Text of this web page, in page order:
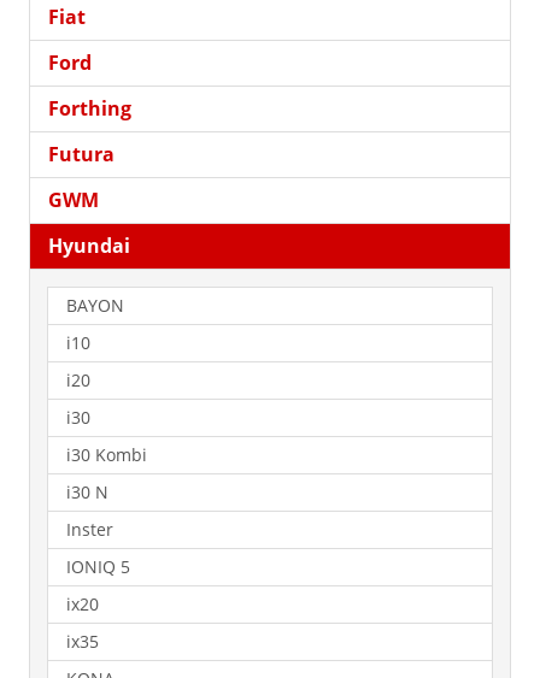
Fiat
Ford
Forthing
Futura
GWM
Hyundai
BAYON
i10
i20
i30
i30 Kombi
i30 N
Inster
IONIQ 5
ix20
ix35